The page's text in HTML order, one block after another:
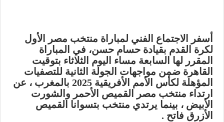
أسفر الاجتماع الفني لمباراة منتخب مصر الأول
لكرة القدم بقيادة حسام حسن، في المباراة
المقرر لها السابعة مساء اليوم الثلاثاء بتوقيت
القاهرة ضمن مواجهات الجولة الثانية للتصفيات
المؤهلة لكأس الأمم الأفريقية 2025 بالمغرب ، عن
ارتداء منتخب مصر القميص الأحمر والشورت
الأبيض ، بينما يرتدي منتخب بتسوانا القميص
الأزرق فاتح .